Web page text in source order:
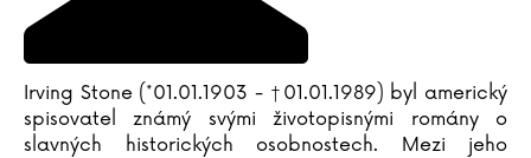
Dušan Sitek
Zuzana Slavíková
Teylor Smirl
Timothy Snyder
Irving Stone (*01.01.1903 - †01.01.1989) byl americký
spisovatel známý svými životopisnými romány o
slavných historických osobnostech. Mezi jeho